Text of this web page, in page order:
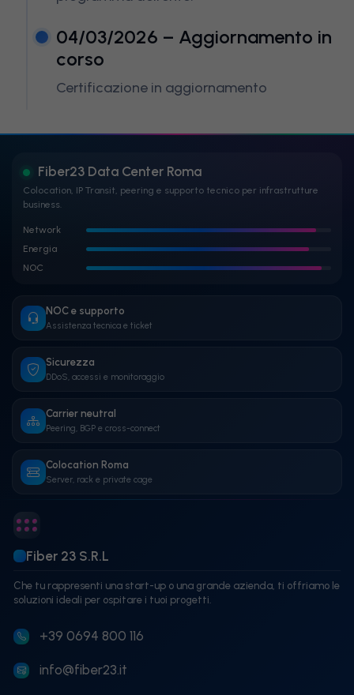
04/03/2026 – Aggiornamento in
corso
Certificazione in aggiornamento
Fiber23 Data Center Roma
Colocation, IP Transit, peering e supporto tecnico per infrastrutture
business.
Network
Energia
NOC
NOC e supporto
Assistenza tecnica e ticket
Sicurezza
DDoS, accessi e monitoraggio
Carrier neutral
Peering, BGP e cross-connect
Colocation Roma
Server, rack e private cage
Fiber 23 S.R.L
Che tu rappresenti una start-up o una grande azienda, ti offriamo le
soluzioni ideali per ospitare i tuoi progetti.
+39 0694 800 116
info@fiber23.it